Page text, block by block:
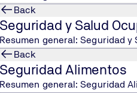
Back
Seguridad y Salud
Resumen general: Seguridad y
Back
Seguridad Alimentos
Resumen general: Seguridad
realizar auditorías
más información sobre
México no tiene nada